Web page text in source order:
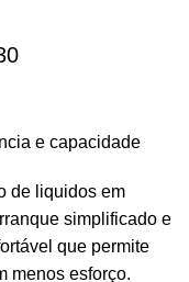
e capacidade
de liquidos em
simplificado e
que permite
menos esforço.